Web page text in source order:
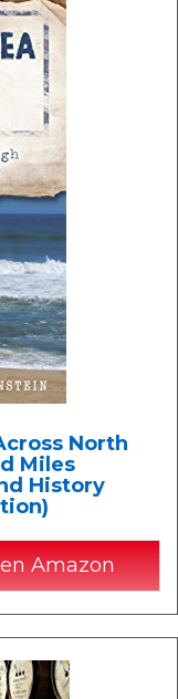
North
Miles
History
Amazon